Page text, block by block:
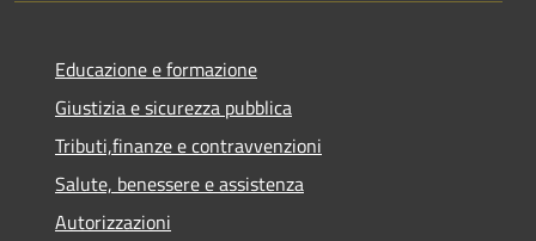
Educazione e formazione
Giustizia e sicurezza pubblica
Tributi,finanze e contravvenzioni
Salute, benessere e assistenza
Autorizzazioni